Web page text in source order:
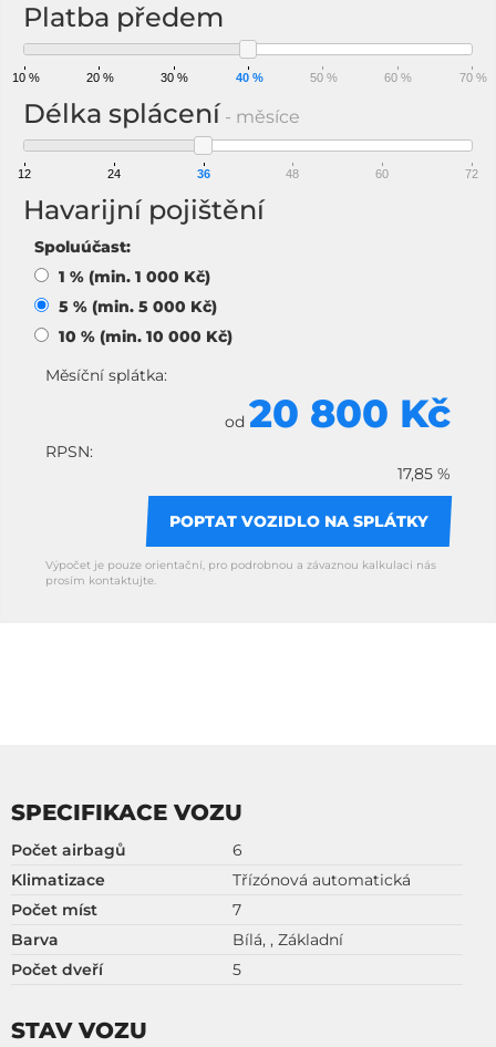
Platba předem
10 % 20 % 30 % 40 % 50 % 60 % 70 %
Délka splácení - měsíce
12 24 36 48 60 72
Havarijní pojištění
Spoluúčast:
1 % (min. 1 000 Kč)
5 % (min. 5 000 Kč)
10 % (min. 10 000 Kč)
Měsíční splátka:
od 20 800 Kč
RPSN:
17,85 %
POPTAT VOZIDLO NA SPLÁTKY
Výpočet je pouze orientační, pro podrobnou a závaznou kalkulaci nás
prosím kontaktujte.
SPECIFIKACE VOZU
Počet airbagů
6
Klimatizace
Třízónová automatická
Počet míst
7
Barva
Bílá, , Základní
Počet dveří
5
STAV VOZU